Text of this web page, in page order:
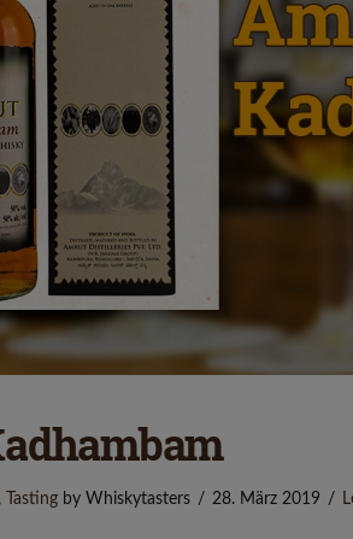
, Tasting by Whiskytasters 28. März 2019